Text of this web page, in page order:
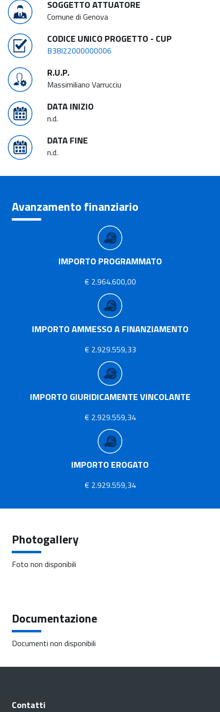
SOGGETTO ATTUATORE
Comune di Genova
CODICE UNICO PROGETTO - CUP
B38I22000000006
R.U.P.
Massimiliano Varrucciu
DATA INIZIO
n.d.
DATA FINE
n.d.
Avanzamento finanziario
IMPORTO PROGRAMMATO
€ 2.964.600,00
IMPORTO AMMESSO A FINANZIAMENTO
€ 2.929.559,33
IMPORTO GIURIDICAMENTE VINCOLANTE
€ 2.929.559,34
IMPORTO EROGATO
€ 2.929.559,34
Photogallery
Foto non disponibili
Documentazione
Documenti non disponibili
Contatti